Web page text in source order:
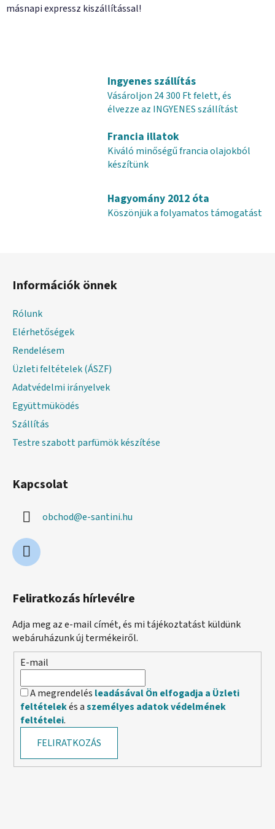
másnapi expressz kiszállítással!
Ingyenes szállítás
Vásároljon 24 300 Ft felett, és
élvezze az INGYENES szállítást
Francia illatok
Kiváló minőségű francia olajokból
készítünk
Hagyomány 2012 óta
Köszönjük a folyamatos támogatást
Információk önnek
Rólunk
Elérhetőségek
Rendelésem
Üzleti feltételek (ÁSZF)
Adatvédelmi irányelvek
Együttmüködés
Szállítás
Testre szabott parfümök készítése
Kapcsolat
obchod@e-santini.hu
Feliratkozás hírlevélre
Adja meg az e-mail címét, és mi tájékoztatást küldünk
webáruházunk új termékeiről.
E-mail
A megrendelés leadásával Ön elfogadja a Üzleti
feltételekés aszemélyes adatok védelmének
feltételei.
FELIRATKOZÁS